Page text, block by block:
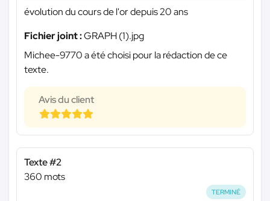
évolution du cours de l'or depuis 20 ans
Fichier joint :GRAPH (1).jpg
Michee-9770 a été choisi pour la rédaction de ce
texte.
Avis du client
Texte #2
360 mots
TERMINÉ